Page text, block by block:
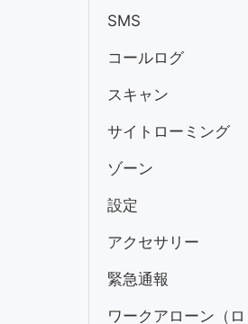
SMS
コールログ
スキャン
サイトローミング
ゾーン
設定
アクセサリー
緊急通報
ワークアローン（ロ